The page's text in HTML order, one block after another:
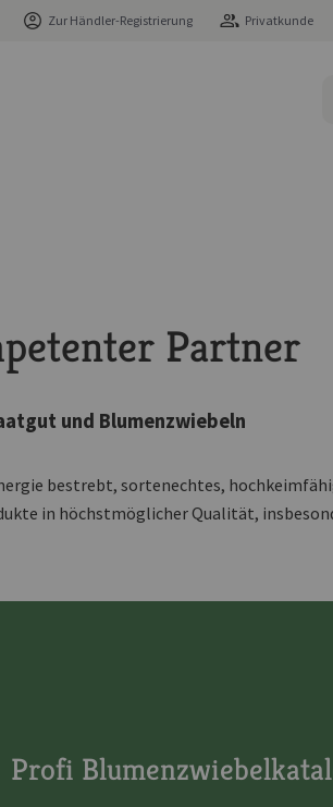
Zur Händler-Registrierung Privatkunde
Partner
und Blumenzwiebeln
bestrebt, sortenechtes,
in höchstmöglicher Qualität,
Profi